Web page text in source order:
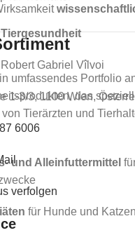
umfassendes Portfolio
das
Tierärzten und
und Alleinfuttermittel
für Hunde und Katzen
Gabriel Vîlvoi
1-3/3, 1100 Wien,
6006
verfolgen